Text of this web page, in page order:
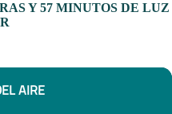
Y 57 MINUTOS DE LUZ
AIRE